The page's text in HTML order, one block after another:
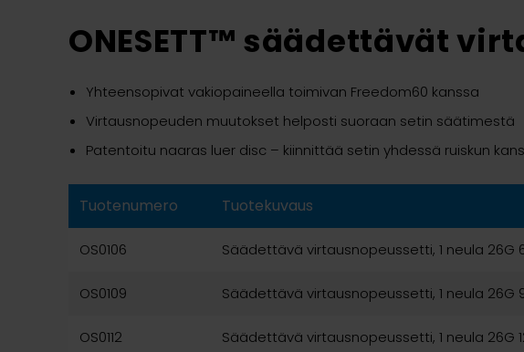
ONESETT™ säädettävät
Yhteensopivat vakiopaineella toimivan Freedom60 kanssa
Virtausnopeuden muutokset helposti suoraan setin säätimestä
Patentoitu naaras luer disc – kiinnittää setin yhdessä ruiskun
Tuotenumero Tuotekuvaus
OS0106 Säädettävä virtausnopeussetti, 1 neula 26G
OS0109 Säädettävä virtausnopeussetti, 1 neula 26G
OS0112 Säädettävä virtausnopeussetti, 1 neula 26G